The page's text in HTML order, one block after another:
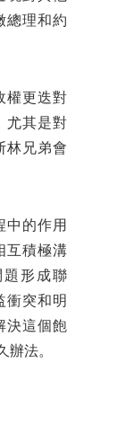
總理和約
權更迭對
尤其是對
林兄弟會
中的作用
互積極溝
形成聯
衝突和明
決這個飽
辦法。